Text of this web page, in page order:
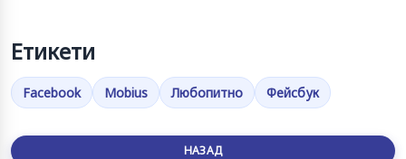
Етикети
Facebook Mobius Любопитно Фейсбук
НАЗАД